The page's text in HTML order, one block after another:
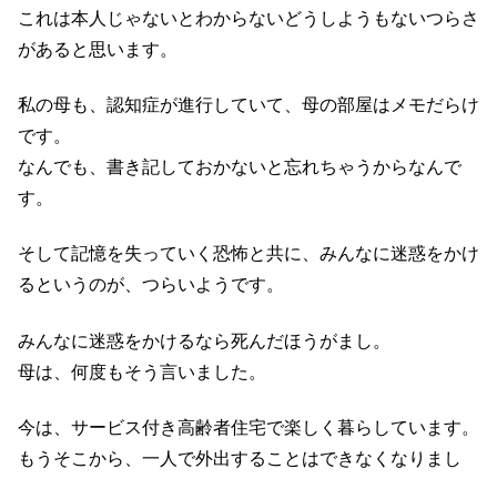
これは本人じゃないとわからないどうしようもないつらさ
があると思います。
私の母も、認知症が進行していて、母の部屋はメモだらけ
です。
なんでも、書き記しておかないと忘れちゃうからなんで
す。
そして記憶を失っていく恐怖と共に、みんなに迷惑をかけ
るというのが、つらいようです。
みんなに迷惑をかけるなら死んだほうがまし。
母は、何度もそう言いました。
今は、サービス付き高齢者住宅で楽しく暮らしています。
もうそこから、一人で外出することはできなくなりまし